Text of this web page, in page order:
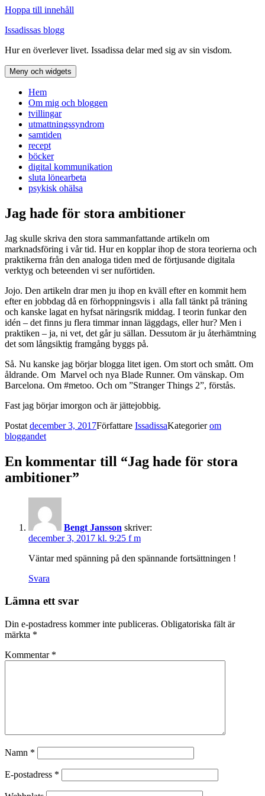
Hoppa till innehåll
Issadissas blogg
Hur en överlever livet. Issadissa delar med sig av sin visdom.
Meny och widgets
Hem
Om mig och bloggen
tvillingar
utmattningssyndrom
samtiden
recept
böcker
digital kommunikation
sluta lönearbeta
psykisk ohälsa
Jag hade för stora ambitioner
Jag skulle skriva den stora sammanfattande artikeln om
marknadsföring i vår tid. Hur en kopplar ihop de stora teorierna och
praktikerna från den analoga tiden med de förtjusande digitala
verktyg och beteenden vi ser nuförtiden.
Jojo. Den artikeln drar men ju ihop en kväll efter en kommit hem
efter en jobbdag då en förhoppningsvis i alla fall tänkt på träning
och kanske lagat en hyfsat näringsrik middag. I teorin funkar den
idén – det finns ju flera timmar innan läggdags, eller hur? Men i
praktiken – ja, ni vet, det går ju sällan. Dessutom är ju återhämtning
det som långsiktig framgång byggs på.
Så. Nu kanske jag börjar blogga litet igen. Om stort och smått. Om
åldrande. Om Marvel och nya Blade Runner. Om vänskap. Om
Barcelona. Om #metoo. Och om ”Stranger Things 2”, förstås.
Fast jag börjar imorgon och är jättejobbig.
Postat december 3, 2017Författare IssadissaKategorierom
bloggandet
En kommentar till “Jag hade för stora
ambitioner”
Bengt Jansson skriver:
december 3, 2017 kl. 9:25 f m
Väntar med spänning på den spännande fortsättningen !
Svara
Lämna ett svar
Din e-postadress kommer inte publiceras. Obligatoriska fält är
märkta *
Kommentar *
Namn *
E-postadress *